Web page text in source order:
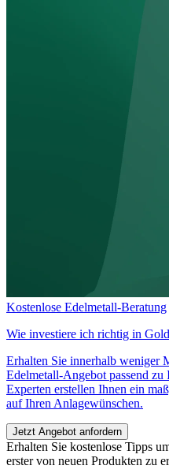
Kostenlose Edelmetall-Beratung
Wie investiere ich richtig in
Erhalten Sie innerhalb weniger
Edelmetall-Angebot passend
Experten erstellen Ihnen ein
auf Ihren Anlagewünschen.
Jetzt Angebot anfordern
Erhalten Sie kostenlose Tipps
erster von neuen Produkten zu